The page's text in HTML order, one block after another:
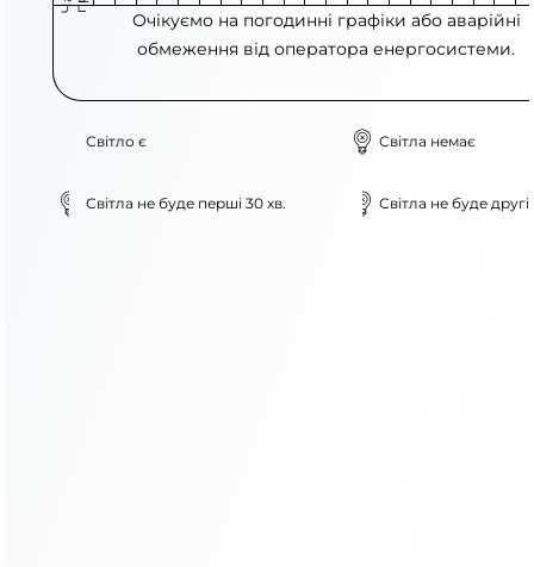
Очікуємо на погодинні графіки або аварійні
обмеження від оператора енергосистеми.
Світло є Світла немає
Світла не буде перші 30 хв. Світла не буде другі